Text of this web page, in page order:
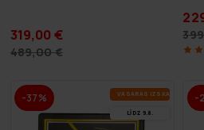
319,00 €
489,00 €
-37% VA­SA­RAS IZ­SKA­ŅA
LĪDZ 9.8.
-